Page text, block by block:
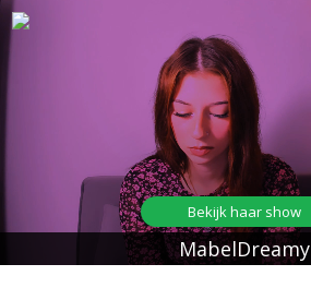
MabelDreamy
Bekijk haar show